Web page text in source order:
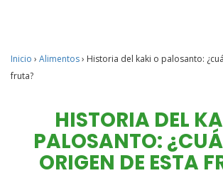
Inicio › Alimentos› Historia del kaki o palosanto:
fruta?
HISTORIA DEL
PALOSANTO:
ORIGEN DE ESTA